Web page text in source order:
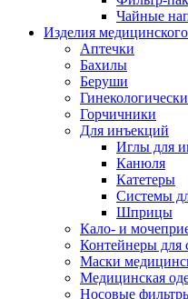
Чайные
Изделия
Аптечки
Бахилы
Беруши
Горчичники
Для инъекций
Иглы для
Канюля
Катетеры
Системы
Шприцы
Кало- и
Контейнеры для
Маски
Медицинская
Носовые